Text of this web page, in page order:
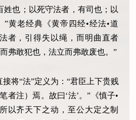
姓也；以死守法者，有司也；以
黄老经典《黄帝四经•经法•道
者，引得失以绳，而明曲直者
弗敢犯也，法立而弗敢废也。”
接将“法”定义为：“君臣上下贵贱
注）焉。故曰‘法’。”《慎子•
以齐天下之动，至公大定之制